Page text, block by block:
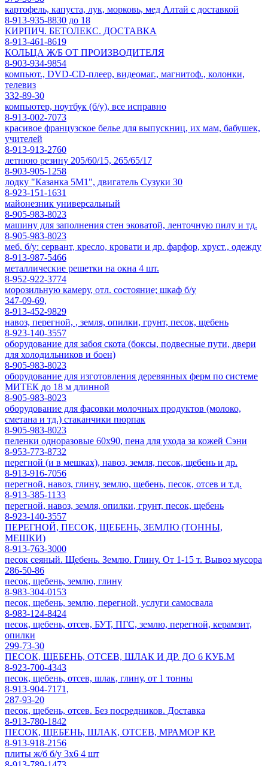
картофель, капуста, лук, морковь, мед Алтай с доставкой
8-913-935-8830 до 18
КИРПИЧ. БЕТОЛЕКС. ДОСТАВКА
8-913-461-8619
КОЛЬЦА Ж/Б ОТ ПРОИЗВОДИТЕЛЯ
8-903-934-9854
компьют., DVD-CD-плеер, видеомаг., магнитоф., колонки,
телевиз
332-89-30
компьютер, ноутбук (б/у), все исправно
8-913-002-7073
красивое французское белье для выпускниц, их мам, бабушек,
учителей
8-913-913-2760
летнюю резину 205/60/15, 265/65/17
8-903-905-1258
лодку "Казанка 5М1", двигатель Сузуки 30
8-923-151-1631
майонезник универсальный
8-905-983-8023
машину для заполнения стен эковатой, ленточную пилу и тд.
8-905-983-8023
меб. б/у: сервант, кресло, кровати и др. фарфор, хруст., одежду
8-913-987-5466
металлические решетки на окна 4 шт.
8-952-922-3774
морозильную камеру, отл. состояние; шкаф б/у
347-09-69,
8-913-452-9829
навоз, перегной, , земля, опилки, грунт, песок, щебень
8-923-140-3557
оборудование для забоя скота (боксы, подвесные пути, двери
для холодильников и боен)
8-905-983-8023
оборудование для изготовления деревянных ферм по системе
МИТЕК до 18 м длинной
8-905-983-8023
оборудование для фасовки молочных продуктов (молоко,
сметана и тд.) стаканчики пюрпак
8-905-983-8023
пеленки одноразовые 60х90, пена для ухода за кожей Сэни
8-953-773-8732
перегной (и в мешках), навоз, земля, песок, щебень и др.
8-913-916-7056
перегной, навоз, глину, землю, щебень, песок, отсев и т.д.
8-913-385-1133
перегной, навоз, земля, опилки, грунт, песок, щебень
8-923-140-3557
ПЕРЕГНОЙ, ПЕСОК, ЩЕБЕНЬ, ЗЕМЛЮ (ТОННЫ,
МЕШКИ)
8-913-763-3000
песок сеяный. Щебень. Землю. Глину. От 1-15 т. Вывоз мусора
286-50-86
песок, щебень, землю, глину
8-983-304-0153
песок, щебень, землю, перегной, услуги самосвала
8-983-124-8424
песок, щебень, отсев, БУТ, ПГС, землю, перегной, керамзит,
опилки
299-73-30
ПЕСОК, ЩЕБЕНЬ, ОТСЕВ, ШЛАК И ДР. ДО 6 КУБ.М
8-923-700-4343
песок, щебень, отсев, шлак, глину, от 1 тонны
8-913-904-7171,
287-93-20
песок, щебень, отсев. Без посредников. Доставка
8-913-780-1842
ПЕСОК, ЩЕБЕНЬ, ШЛАК, ОТСЕВ, МРАМОР КР.
8-913-918-2156
плиты ж/б б/у 3х6 4 шт